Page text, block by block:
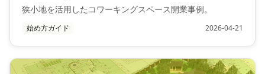
狭小地を活用したコワーキングスペース開業事例。
始め方ガイド 2026-04-21